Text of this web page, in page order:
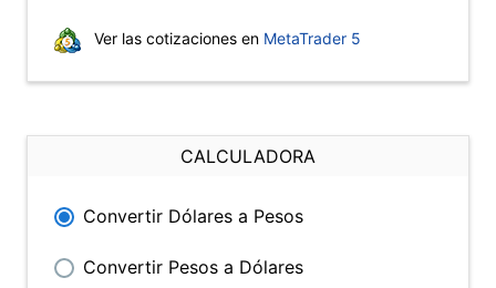
Ver las cotizaciones en MetaTrader 5
CALCULADORA
Convertir Dólares a Pesos
Convertir Pesos a Dólares